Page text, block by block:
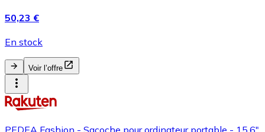
50,23 €
En stock
Voir l’offre